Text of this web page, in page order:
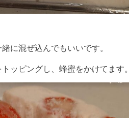
に混ぜ込んでもいいです。
ッピングし、蜂蜜をかけてます。